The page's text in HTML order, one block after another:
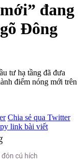
đang
Đông
tư hạ tầng đã đưa
điểm nóng mới trên
Chia sẻ qua Twitter
link bài viết
cú hích